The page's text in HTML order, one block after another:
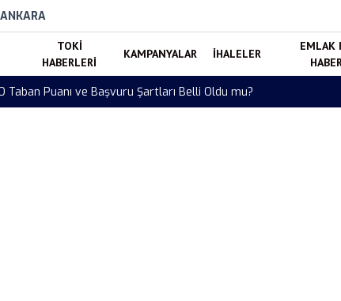
ANKARA
TOKI
HABERLERI
KAMPANYALAR İHALELER
EMLAK
Başvuru Süreci Eylül Ayında Başlayacak